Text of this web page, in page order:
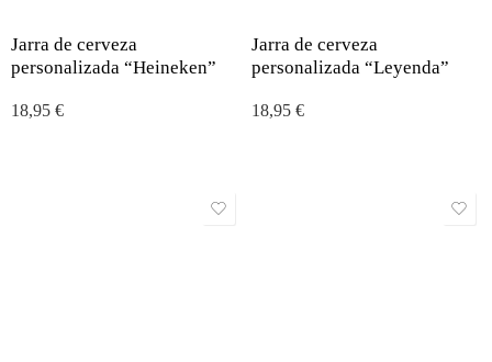
Jarra de cerveza
personalizada “Heineken”
18,95 €
Jarra de cerveza
personalizada “Leyenda”
18,95 €